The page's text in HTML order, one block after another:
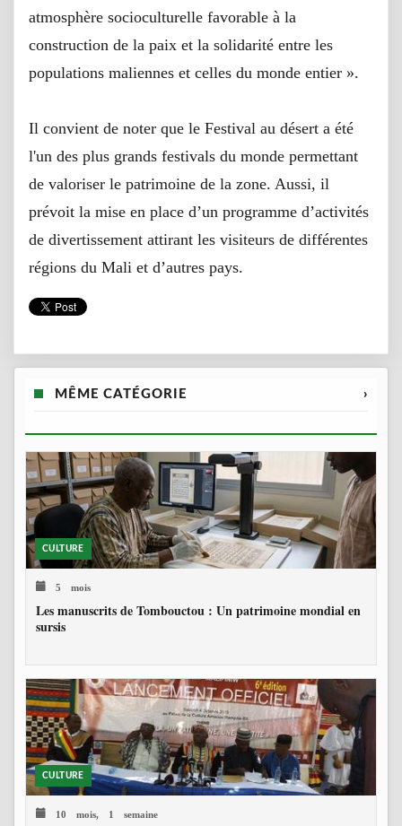
atmosphère socioculturelle favorable à la
construction de la paix et la solidarité entre les
populations maliennes et celles du monde entier ».
Il convient de noter que le Festival au désert a été
l'un des plus grands festivals du monde permettant
de valoriser le patrimoine de la zone. Aussi, il
prévoit la mise en place d’un programme d’activités
de divertissement attirant les visiteurs de différentes
régions du Mali et d’autres pays.
MÊME CATÉGORIE ›
CULTURE
5 mois
Les manuscrits de Tombouctou : Un patrimoine mondial en
sursis
CULTURE
10 mois, 1 semaine